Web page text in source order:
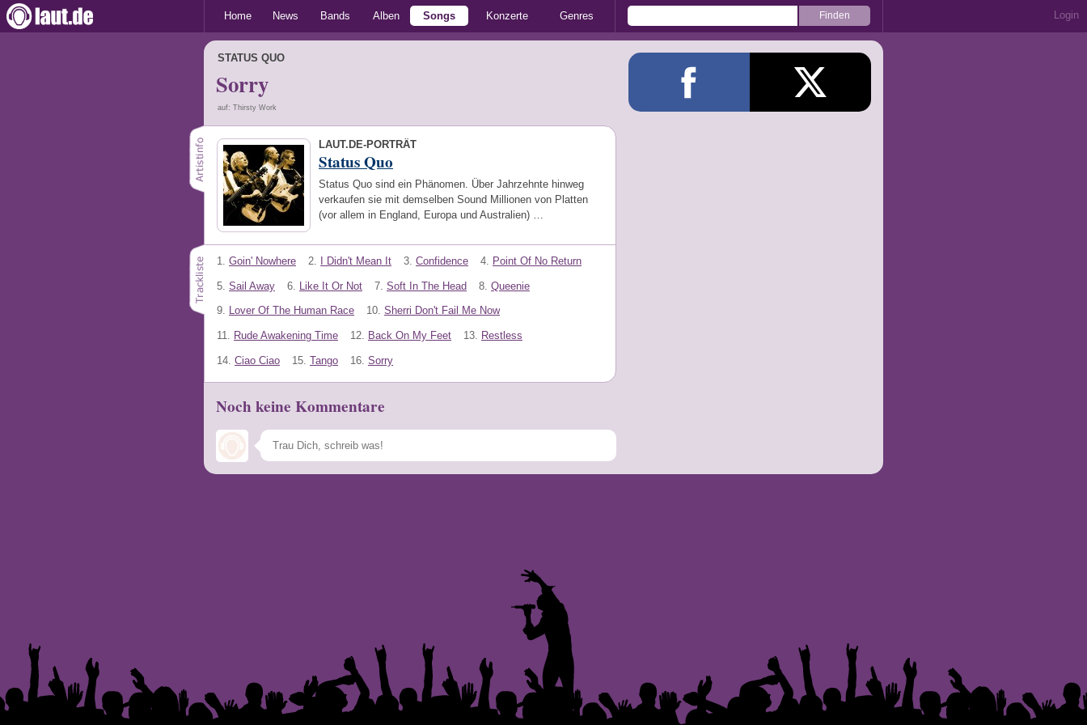
Home News Bands Alben Songs Konzerte Genres Login
STATUS QUO
Sorry
auf: Thirsty Work
LAUT.DE-PORTRÄT
Status Quo
Status Quo sind ein Phänomen. Über Jahrzehnte hinweg
verkaufen sie mit demselben Sound Millionen von Platten
(vor allem in England, Europa und Australien) …
1. Goin' Nowhere 2. I Didn't Mean It 3. Confidence 4. Point Of No Return
5. Sail Away 6. Like It Or Not 7. Soft In The Head 8. Queenie
9. Lover Of The Human Race 10. Sherri Don't Fail Me Now
11. Rude Awakening Time 12. Back On My Feet 13. Restless
14. Ciao Ciao 15. Tango 16. Sorry
Noch keine Kommentare
Speichern